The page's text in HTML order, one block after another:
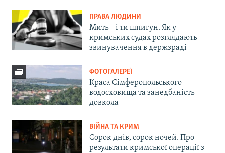
ПРАВА ЛЮДИНИ
Мить – і ти шпигун. Як у
кримських судах розглядають
звинувачення в держзраді
ФОТОГАЛЕРЕЇ
Краса Сімферопольського
водосховища та занедбаність
довкола
ВІЙНА ТА КРИМ
Сорок днів, сорок ночей. Про
результати кримської операції з